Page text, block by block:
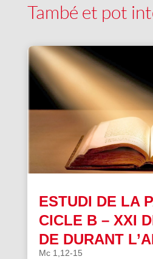
També et pot
ESTUDI DE LA
CICLE B – XXI
DE DURANT
Mc 1,12-15